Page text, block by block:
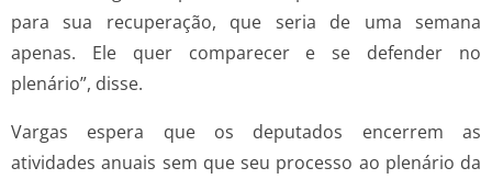
para sua recuperação, que seria de uma semana
apenas. Ele quer comparecer e se defender no
plenário”, disse.
Vargas espera que os deputados encerrem as
atividades anuais sem que seu processo ao plenário da